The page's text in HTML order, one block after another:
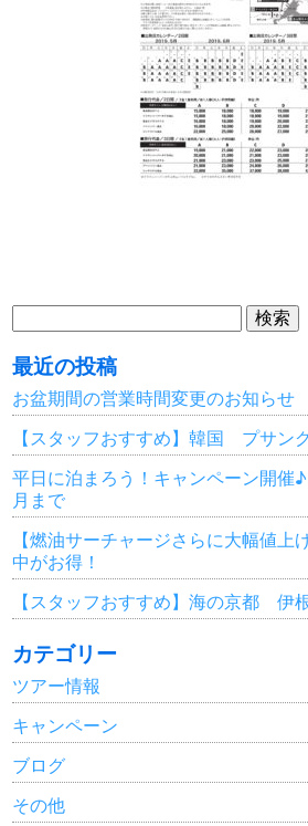
検
索:
最近の投稿
お盆期間の営業時間変更のお知らせ
【スタッフおすすめ】韓国 プサン
平日に泊まろう！キャンペーン開
月まで
【燃油サーチャージさらに大幅値上
中がお得！
【スタッフおすすめ】海の京都 伊
カテゴリー
ツアー情報
キャンペーン
ブログ
その他